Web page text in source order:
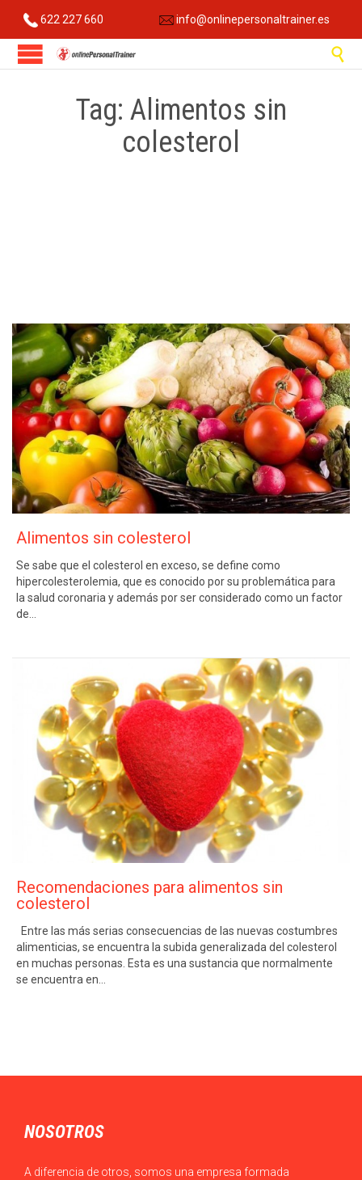
622 227 660 info@onlinepersonaltrainer.es

Tag: Alimentos sin
colesterol
Alimentos sin colesterol
Se sabe que el colesterol en exceso, se define como
hipercolesterolemia, que es conocido por su problemática para
la salud coronaria y además por ser considerado como un factor
de…
Recomendaciones para alimentos sin
colesterol
Entre las más serias consecuencias de las nuevas costumbres
alimenticias, se encuentra la subida generalizada del colesterol
en muchas personas. Esta es una sustancia que normalmente
se encuentra en…
NOSOTROS
A diferencia de otros, somos una empresa formada